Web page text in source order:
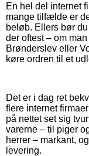
En hel del internet
mange tilfælde er
beløb. Ellers bør
der oftest – om
Brønderslev eller
køre ordren til et
Det er i dag ret
flere internet
på nettet set sig
varerne – til piger
herrer – markant,
levering.